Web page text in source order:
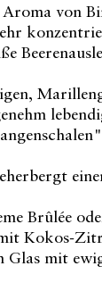
Aroma von
Brûlée
Kokos-
Glas mit